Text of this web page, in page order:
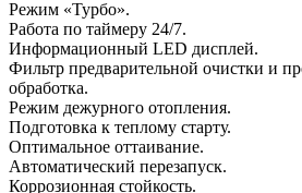
Режим «Турбо».
Работа по таймеру 24/7.
Информационный LED дисплей.
Фильтр предварительной очистки и
обработка.
Режим дежурного отопления.
Подготовка к теплому старту.
Оптимальное оттаивание.
Автоматический перезапуск.
Коррозионная стойкость.